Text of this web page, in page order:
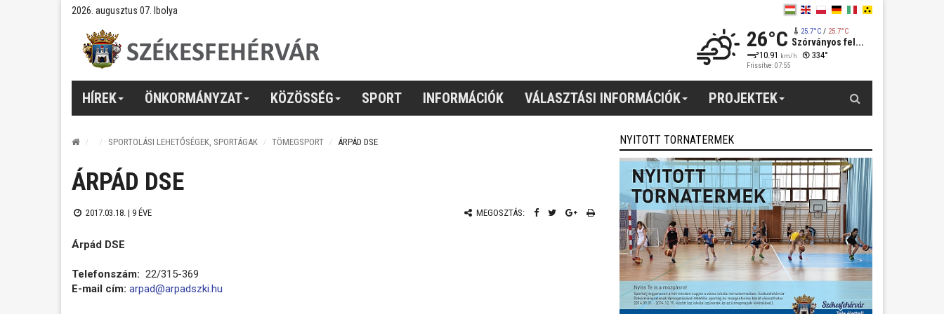
2026. augusztus 07. Ibolya
26°C 25.7°C/ 25.7°C
Szórványos fel...
10.91 km/h 334°
Frissítve: 07:55
HÍREK ÖNKORMÁNYZAT KÖZÖSSÉG SPORT INFORMÁCIÓK VÁLASZTÁSI INFORMÁCIÓK PROJEKTEK
SPORTOLÁSI LEHETŐSÉGEK, SPORTÁGAK TÖMEGSPORT ÁRPÁD DSE
ÁRPÁD DSE
2017.03.18. | 9 ÉVE MEGOSZTÁS:
Árpád DSE
Telefonszám: 22/315-369
E-mail cím: arpad@arpadszki.hu
NYITOTT TORNATERMEK